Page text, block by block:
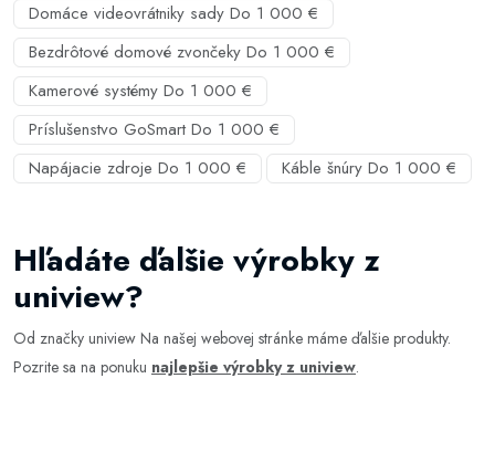
Domáce videovrátniky sady Do 1 000 €
Bezdrôtové domové zvončeky Do 1 000 €
Kamerové systémy Do 1 000 €
Príslušenstvo GoSmart Do 1 000 €
Napájacie zdroje Do 1 000 €
Káble šnúry Do 1 000 €
Hľadáte ďalšie výrobky z
uniview?
Od značky uniview Na našej webovej stránke máme ďalšie produkty.
Pozrite sa na ponuku najlepšie výrobky z uniview.